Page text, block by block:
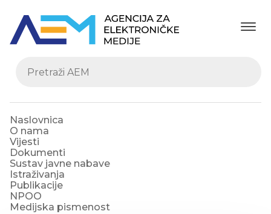
Naslovnica
O nama
Vijesti
Dokumenti
Sustav javne nabave
Istraživanja
Publikacije
NPOO
Medijska pismenost